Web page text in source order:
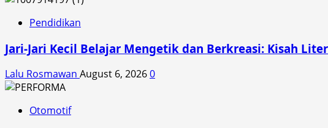
Pendidikan
Jari-Jari Kecil Belajar Mengetik dan Berkreasi: Kisah
Lalu Rosmawan August 6, 20260
Otomotif